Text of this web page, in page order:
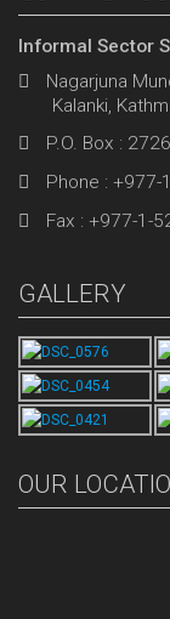
Informal Sector
Nagarjuna
Kalanki,
P.O. Box :
Phone : +977-
Fax : +977-1-
GALLERY
OUR